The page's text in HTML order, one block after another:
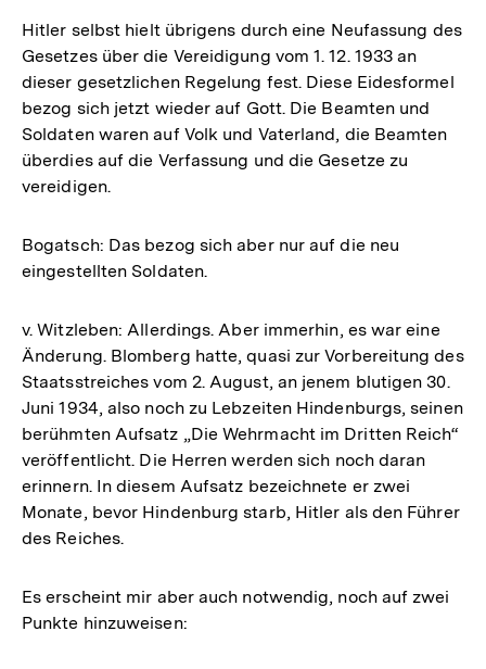
Hitler selbst hielt übrigens durch eine Neufassung des
Gesetzes über die Vereidigung vom 1. 12. 1933 an
dieser gesetzlichen Regelung fest. Diese Eidesformel
bezog sich jetzt wieder auf Gott. Die Beamten und
Soldaten waren auf Volk und Vaterland, die Beamten
überdies auf die Verfassung und die Gesetze zu
vereidigen.
Bogatsch: Das bezog sich aber nur auf die neu
eingestellten Soldaten.
v. Witzleben: Allerdings. Aber immerhin, es war eine
Änderung. Blomberg hatte, quasi zur Vorbereitung des
Staatsstreiches vom 2. August, an jenem blutigen 30.
Juni 1934, also noch zu Lebzeiten Hindenburgs, seinen
berühmten Aufsatz „Die Wehrmacht im Dritten Reich“
veröffentlicht. Die Herren werden sich noch daran
erinnern. In diesem Aufsatz bezeichnete er zwei
Monate, bevor Hindenburg starb, Hitler als den Führer
des Reiches.
Es erscheint mir aber auch notwendig, noch auf zwei
Punkte hinzuweisen: